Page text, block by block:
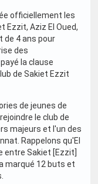
officiellement les
Ezzit, Aziz El Oued,
de 4 ans pour
des
la clause
de Sakiet Ezzit
de jeunes de
le club de
majeurs et l'un des
Rappelons qu'El
entre Sakiet [Ezzit]
marqué 12 buts et